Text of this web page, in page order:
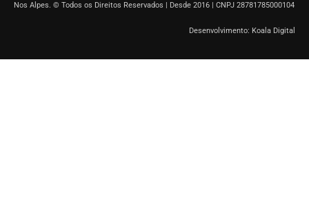
Nos Alpes. © Todos os Direitos Reservados | Desde 2016 | CNPJ 28781785000104
Desenvolvimento: Koala Digital